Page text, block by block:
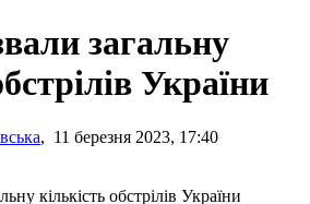
загальну
України
, 11 березня 2023, 17:40